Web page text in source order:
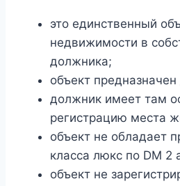
это единственный
недвижимости в
должника;
объект
должник имеет там
регистрацию места
объект не обладает
класса люкс по DM 2
объект не